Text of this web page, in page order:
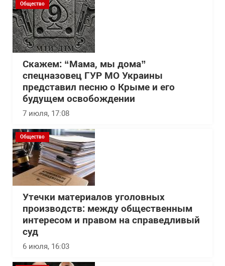
Общество
Скажем: “Мама, мы дома”
спецназовец ГУР МО Украины
представил песню о Крыме и его
будущем освобождении
7 июля, 17:08
Общество
Утечки материалов уголовных
производств: между общественным
интересом и правом на справедливый
суд
6 июля, 16:03